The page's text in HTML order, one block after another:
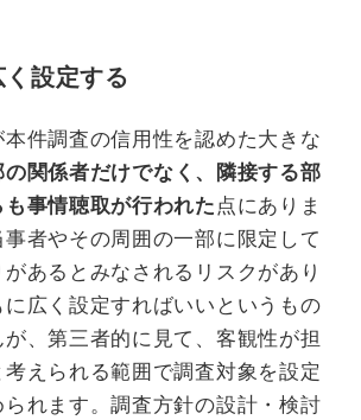
設定する
本件調査の信用性を認めた大きな
の関係者だけでなく、隣接する部
事情聴取が行われた 点にありま
者やその周囲の一部に限定して
あるとみなされるリスクがあり
に広く設定すればいいというもの
、第三者的に見て、客観性が担
えられる範囲で調査対象を設定
れます。調査方針の設計・検討